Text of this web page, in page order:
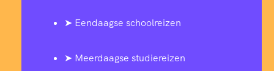
➤ Eendaagse schoolreizen
➤ Meerdaagse studiereizen